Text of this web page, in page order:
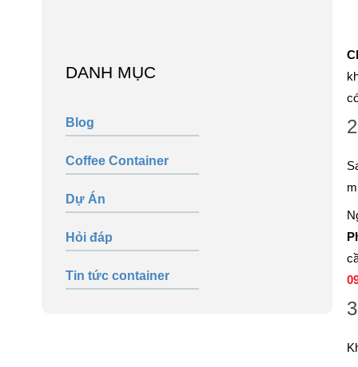
DANH MỤC
Blog
Coffee Container
Dự Án
Hỏi đáp
Tin tức container